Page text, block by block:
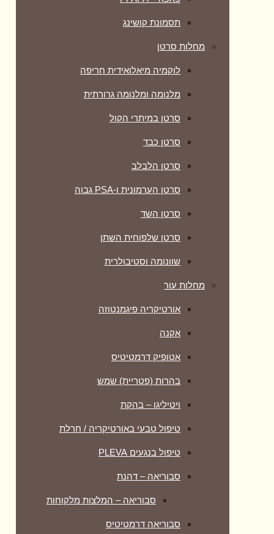
תסמונת קושינג
מחלות סרטן
לוקמיה מיאלואידית חריפה
מלנומה ומלנומה גרורתית
סרטן במיתרי הקול
סרטן כבד
סרטן הלבלב
סרטן הערמונית ו-PSA גבוה
סרטן השד
סרטן שלפוחית השתן
שוונומה וסטיבולרית
מחלות עור
אורטיקריה פיגמנטוזה
אקנה
אטופיק דרמטיטיס
בהרות (פטריית) שמש
ויטיליגו – בהקת
טיפול טבעי באורטיקריה / חרלת
טיפול בנגעים PLEVA
סבוריאה – דהנת
סבוריאה – המלצות מלקוחות
סבוריאה דרמטיטיס